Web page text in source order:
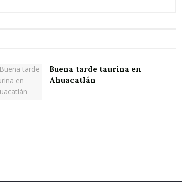
Buena tarde taurina en
Ahuacatlán